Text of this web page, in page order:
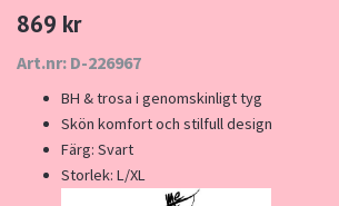
869 kr
Art.nr: D-226967
BH & trosa i genomskinligt tyg
Skön komfort och stilfull design
Färg: Svart
Storlek: L/XL